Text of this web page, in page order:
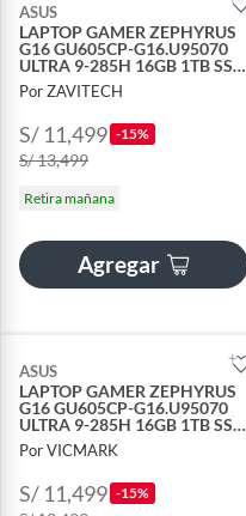
ASUS
LAPTOP GAMER ZEPHYRUS
G16 GU605CP-G16.U95070
ULTRA 9-285H 16GB 1TB SSD
GEFORCE RTX 5070 8GB
Por ZAVITECH
S/ 11,499 -15%
S/ 13,499
Retira mañana
Agregar
ASUS
LAPTOP GAMER ZEPHYRUS
G16 GU605CP-G16.U95070
ULTRA 9-285H 16GB 1TB SSD
GEFORCE RTX 5070 8GB
Por VICMARK
S/ 11,499 -15%